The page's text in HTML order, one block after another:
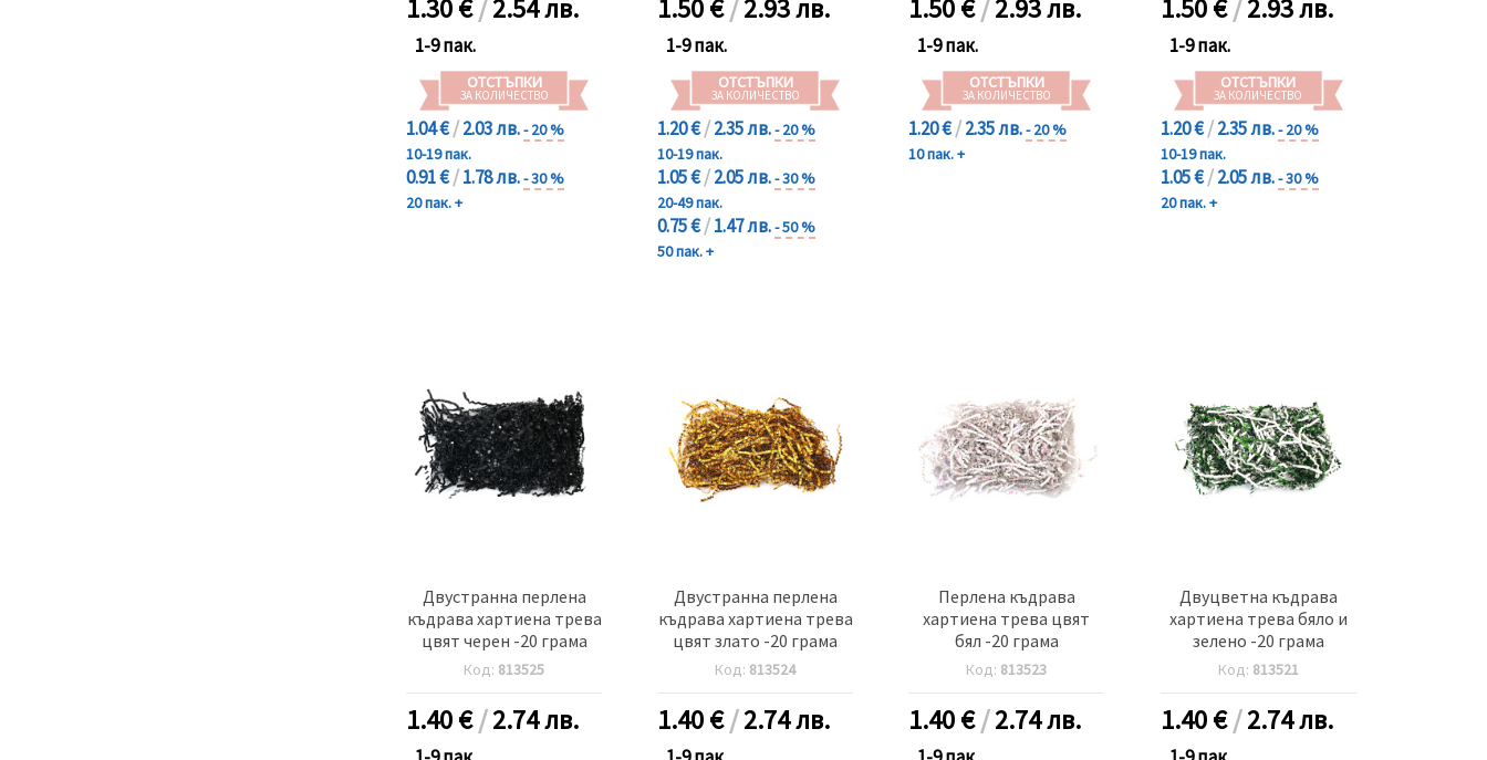
1.30€/2.54 лв.
1-9 пак.
ОТСТЪПКИ
ЗА КОЛИЧЕСТВО
1.04 €/2.03 лв.- 20 %
10-19 пак.
0.91 €/1.78 лв.- 30 %
20 пак. +
1.50€/2.93 лв.
1-9 пак.
ОТСТЪПКИ
ЗА КОЛИЧЕСТВО
1.20 €/2.35 лв.- 20 %
10-19 пак.
1.05 €/2.05 лв.- 30 %
20-49 пак.
0.75 €/1.47 лв.- 50 %
50 пак. +
1.50€/2.93 лв.
1-9 пак.
ОТСТЪПКИ
ЗА КОЛИЧЕСТВО
1.20 €/2.35 лв.- 20 %
10 пак. +
1.50€/2.93 лв.
1-9 пак.
ОТСТЪПКИ
ЗА КОЛИЧЕСТВО
1.20 €/2.35 лв.- 20 %
10-19 пак.
1.05 €/2.05 лв.- 30 %
20 пак. +
Двустранна перлена
къдрава хартиена трева
цвят черен -20 грама
Код: 813525
1.40€/2.74 лв.
Двустранна перлена
къдрава хартиена трева
цвят злато -20 грама
Код: 813524
1.40€/2.74 лв.
Перлена къдрава
хартиена трева цвят
бял -20 грама
Код: 813523
1.40€/2.74 лв.
Двуцветна къдрава
хартиена трева бяло и
зелено -20 грама
Код: 813521
1.40€/2.74 лв.